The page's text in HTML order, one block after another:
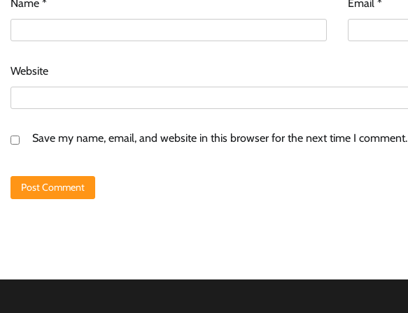
Name * Email*
Website
Save my name, email, and website in this browser for the next time I comment.